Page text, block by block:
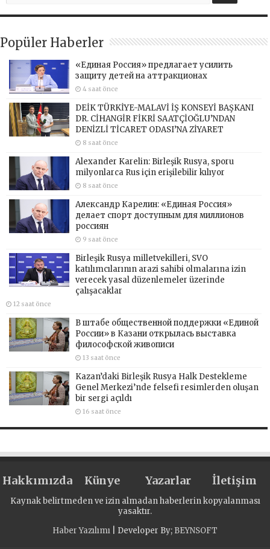
Popüler Haberler
«Единая Россия» предлагает усилить
защиту детей на аттракционах
4 saat önce
DEİK TÜRKİYE-MALAVİ İŞ KONSEYİ BAŞKANI
DR. CİHANGİR FİKRİ SAATÇİOĞLU’NDAN
DENİZLİ TİCARET ODASI’NA ZİYARET
8 saat önce
Alexander Karelin: Birleşik Rusya, sporu
milyonlarca Rus için erişilebilir kılıyor
8 saat önce
Александр Карелин: «Единая Россия»
делает спорт доступным для миллионов
россиян
9 saat önce
Birleşik Rusya milletvekilleri, SVO
katılımcılarının arazi sahibi olmalarına izin
verecek yasal düzenlemeler üzerinde
çalışacaklar
12 saat önce
В штабе общественной поддержки «Единой
России» в Казани открылась выставка
философской живописи
13 saat önce
Kazan’daki Birleşik Rusya Halk Destekleme
Genel Merkezi’nde felsefi resimlerden oluşan
bir sergi açıldı
16 saat önce
Hakkımızda Künye Yazarlar İletişim
Kaynak belirtmeden ve izin almadan haberlerin kopyalanması
yasaktır.
Haber Yazılımı | Developer By; BEYNSOFT